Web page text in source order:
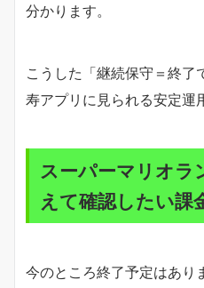
分かります。
こうした「継続保守＝終了
寿アプリに見られる安定運
スーパーマリオラ
えて確認したい課
今のところ終了予定はあり